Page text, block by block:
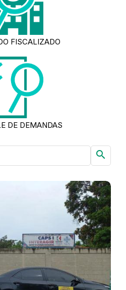
FISCALIZADO
DE DEMANDAS
search